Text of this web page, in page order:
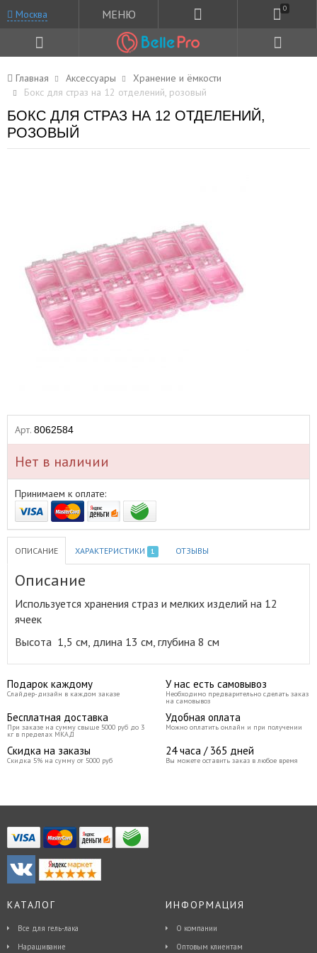
Москва МЕНЮ 0
Главная Аксессуары
Хранение и ёмкости
Бокс для страз на 12 отделений, розовый
БОКС ДЛЯ СТРАЗ НА 12 ОТДЕЛЕНИЙ,
РОЗОВЫЙ
Арт. 8062584
Нет в наличии
Принимаем к оплате:
ОПИСАНИЕ ХАРАКТЕРИСТИКИ 1 ОТЗЫВЫ
Описание
Используется хранения страз и мелких изделий на 12
ячеек
Высота 1,5 см, длина 13 см, глубина 8 см
Подарок каждому
Слайдер-дизайн в каждом заказе
У нас есть самовывоз
Необходимо предварительно сделать заказ
на самовывоз
Бесплатная доставка
При заказе на сумму свыше 5000 руб до 3
кг в пределах МКАД
Удобная оплата
Можно оплатить онлайн и при получении
Скидка на заказы
Скидка 5% на сумму от 5000 руб
24 часа / 365 дней
Вы можете оставить заказ в любое время
КАТАЛОГ
Все для гель-лака
Наращивание
ИНФОРМАЦИЯ
О компании
Оптовым клиентам